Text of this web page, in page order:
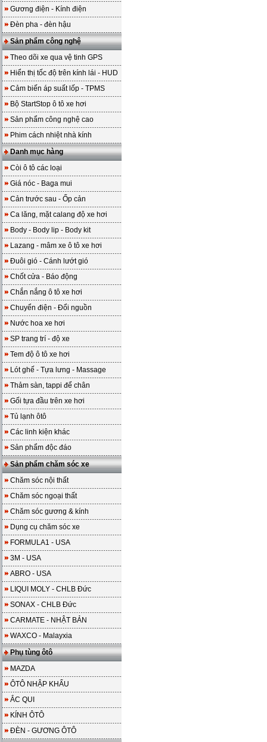
Gương điện - Kính điện
Đèn pha - đèn hậu
Sản phẩm công nghệ
Theo dõi xe qua vệ tinh GPS
Hiển thị tốc độ trên kính lái - HUD
Cảm biến áp suất lốp - TPMS
Bộ StartStop ô tô xe hơi
Sản phẩm công nghệ cao
Phim cách nhiệt nhà kính
Danh mục hàng
Còi ô tô các loại
Giá nóc - Baga mui
Cản trước sau - Ốp cản
Ca lăng, mặt calang độ xe hơi
Body - Body lip - Body kit
Lazang - mâm xe ô tô xe hơi
Đuôi gió - Cánh lướt gió
Chốt cửa - Báo động
Chắn nắng ô tô xe hơi
Chuyển điện - Đổi nguồn
Nước hoa xe hơi
SP trang trí - độ xe
Tem độ ô tô xe hơi
Lót ghế - Tựa lưng - Massage
Thảm sàn, tappi để chân
Gối tựa đầu trên xe hơi
Tủ lạnh ôtô
Các linh kiện khác
Sản phẩm độc đáo
Sản phẩm chăm sóc xe
Chăm sóc nội thất
Chăm sóc ngoại thất
Chăm sóc gương & kính
Dụng cụ chăm sóc xe
FORMULA1 - USA
3M - USA
ABRO - USA
LIQUI MOLY - CHLB Đức
SONAX - CHLB Đức
CARMATE - NHẬT BẢN
WAXCO - Malayxia
Phụ tùng ôtô
MAZDA
ÔTÔ NHẬP KHẨU
ẮC QUI
KÍNH ÔTÔ
ĐÈN - GƯƠNG ÔTÔ